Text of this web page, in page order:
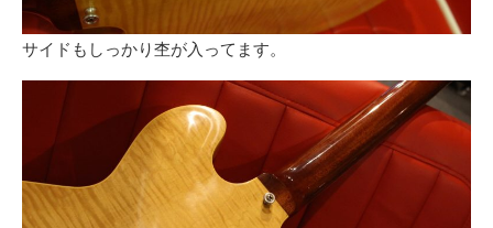
サイドもしっかり杢が入ってます。